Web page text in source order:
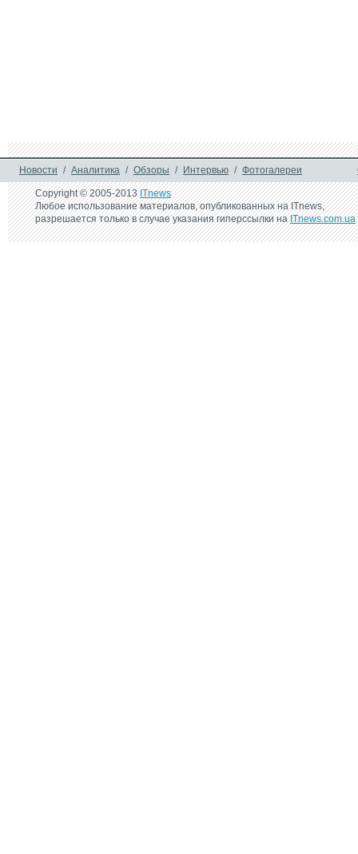
Новости / Аналитика / Обзоры / Интервью / Фотогалереи
Copyright © 2005-2013ITnews
Любое использование материалов, опубликованных на ITnews,
разрешается только в случае указания гиперссылки наITnews.com.ua